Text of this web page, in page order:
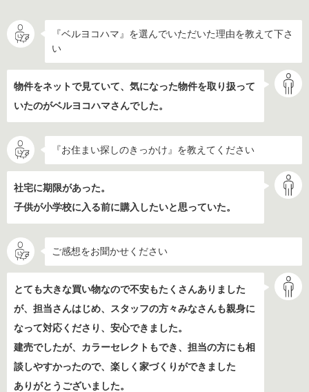
『ベルヨコハマ』を選んでいただいた理由を教えて下さ
い
物件をネットで見ていて、気になった物件を取り扱って
いたのがベルヨコハマさんでした。
『お住まい探しのきっかけ』を教えてください
社宅に期限があった。
子供が小学校に入る前に購入したいと思っていた。
ご感想をお聞かせください
とても大きな買い物なので不安もたくさんありました
が、担当さんはじめ、スタッフの方々みなさんも親身に
なって対応くださり、安心できました。
建売でしたが、カラーセレクトもでき、担当の方にも相
談しやすかったので、楽しく家づくりができました
ありがとうございました。